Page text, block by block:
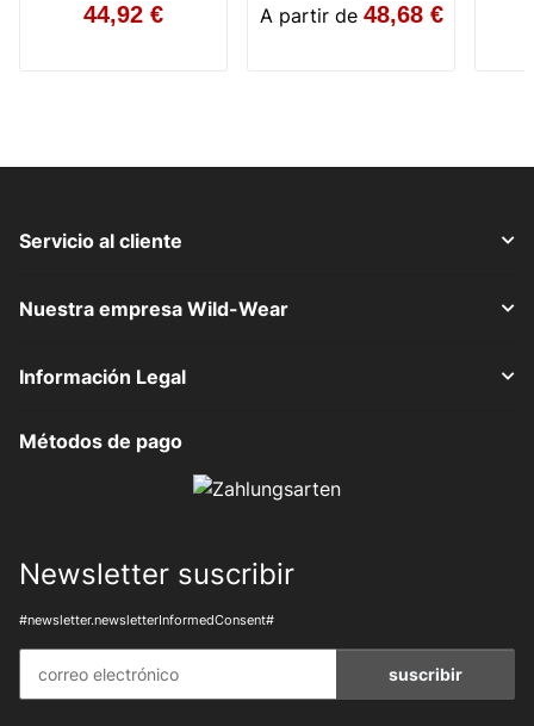
44,92 € A partir de 48,68 €
Servicio al cliente
Nuestra empresa Wild-Wear
Información Legal
Métodos de pago
Newsletter suscribir
#newsletter.newsletterInformedConsent#
suscribir